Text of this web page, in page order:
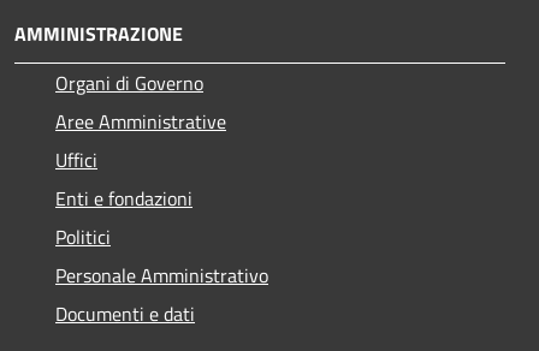
AMMINISTRAZIONE
Organi di Governo
Aree Amministrative
Uffici
Enti e fondazioni
Politici
Personale Amministrativo
Documenti e dati